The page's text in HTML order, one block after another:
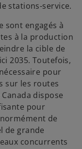
stations-service.
sont engagés à
à la production
la cible de
2035. Toutefois,
pour
sur les routes
dispose
pour
de
de grande
concurrents